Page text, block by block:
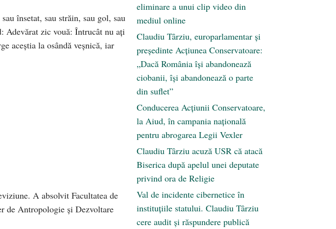
însetat, sau străin, sau gol, sau
Adevărat zic vouă: Întrucât nu ați
aceștia la osândă veșnică, iar
A absolvit Facultatea de
de Antropologie și Dezvoltare
eliminare a unui clip video din
mediul online
Claudiu Târziu, europarlamentar și
președinte Acțiunea Conservatoare:
„Dacă România își abandonează
ciobanii, își abandonează o parte
din suflet”
Conducerea Acțiunii Conservatoare,
la Aiud, în campania națională
pentru abrogarea Legii Vexler
Claudiu Târziu acuză USR că atacă
Biserica după apelul unei deputate
privind ora de Religie
Val de incidente cibernetice în
instituțiile statului. Claudiu Târziu
cere audit și răspundere publică